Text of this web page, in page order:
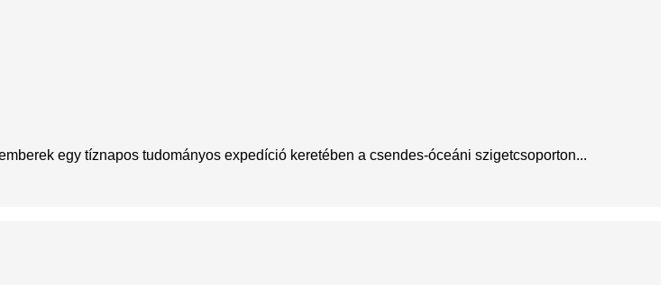
egy tíznapos tudományos expedíció keretében a csendes-óceáni szigetcsoporton...